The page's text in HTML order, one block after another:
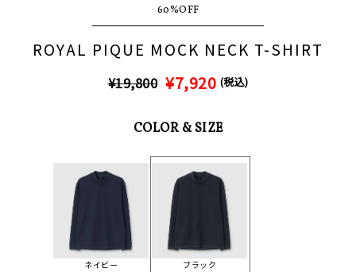
60%OFF
ROYAL PIQUE MOCK NECK T-SHIRT
¥19,800 ¥7,920 (税込)
COLOR & SIZE
ネイビー ブラック